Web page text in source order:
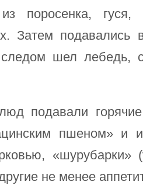
поросенка,
Затем подавались
шел лебедь,
подавали
пшеном» и
не менее